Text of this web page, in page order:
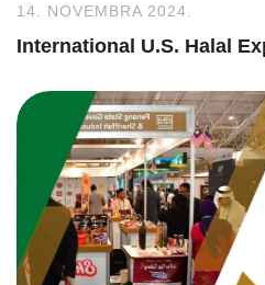
14. NOVEMBRA 2024.
International U.S. Halal